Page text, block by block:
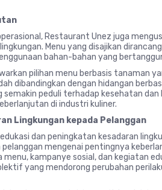
Restaurant Unez juga
Menu yang disajikan
bahan-bahan yang
pilihan menu berbasis tanaman
dibandingkan dengan hidangan
semakin peduli terhadap kesehatan
di industri kuliner.
Lingkungan kepada Pelanggan
dan peningkatan kesadaran
mengenai pentingnya
menu, kampanye sosial, dan kegiatan
yang mendorong perubahan